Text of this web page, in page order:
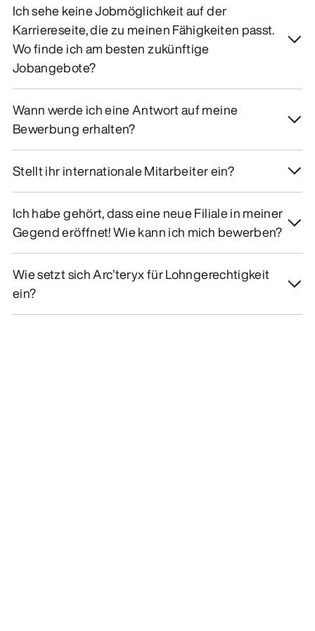
Ich sehe keine Jobmöglichkeit auf der
Karriereseite, die zu meinen Fähigkeiten passt.
Wo finde ich am besten zukünftige
Jobangebote?
Wann werde ich eine Antwort auf meine
Bewerbung erhalten?
Stellt ihr internationale Mitarbeiter ein?
Ich habe gehört, dass eine neue Filiale in meiner
Gegend eröffnet! Wie kann ich mich bewerben?
Wie setzt sich Arc’teryx für Lohngerechtigkeit
ein?